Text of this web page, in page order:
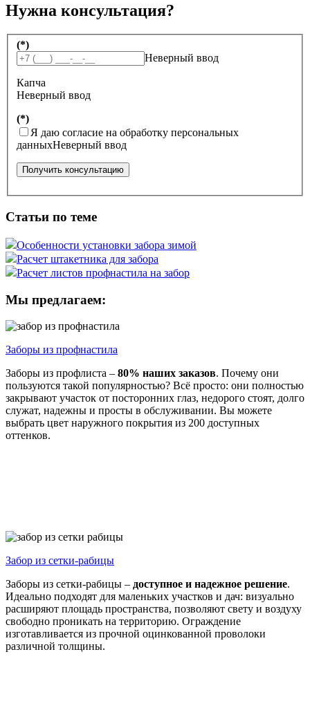
Нужна консультация?
(*)
Неверный ввод
Капча
Неверный ввод
(*)
Я даю согласие на обработку персональных
данныхНеверный ввод
Получить консультацию
Статьи по теме
Особенности установки забора зимой
Расчет штакетника для забора
Расчет листов профнастила на забор
Мы предлагаем:
Заборы из профнастила
Заборы из профлиста – 80% наших заказов. Почему они
пользуются такой популярностью? Всё просто: они полностью
закрывают участок от посторонних глаз, недорого стоят, долго
служат, надежны и просты в обслуживании. Вы можете
выбрать цвет наружного покрытия из 200 доступных
оттенков.
Забор из сетки-рабицы
Заборы из сетки-рабицы – доступное и надежное решение.
Идеально подходят для маленьких участков и дач: визуально
расширяют площадь пространства, позволяют свету и воздуху
свободно проникать на территорию. Ограждение
изготавливается из прочной оцинкованной проволоки
различной толщины.